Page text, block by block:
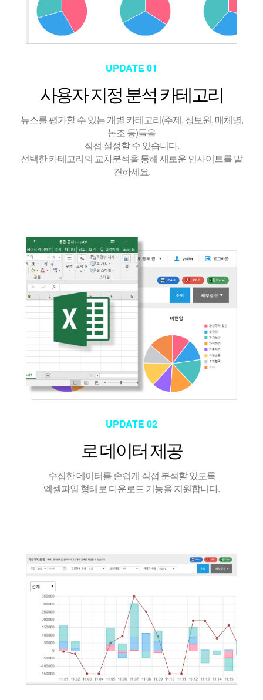
UPDATE 01
사용자 지정 분석 카테고리
뉴스를 평가할 수 있는 개별 카테고리(주제, 정보원, 매체명,
논조 등)들을
직접 설정할 수 있습니다.
선택한 카테고리의 교차분석을 통해 새로운 인사이트를 발
견하세요.
UPDATE 02
로 데이터 제공
수집한 데이터를 손쉽게 직접 분석할 있도록
엑셀파일 형태로 다운로드 기능을 지원합니다.